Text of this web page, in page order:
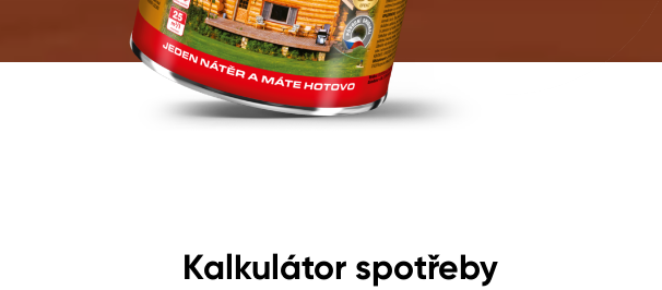
Spreje
Ředidla, tužidla, čističe, technické
kapaliny
Kalkulátor spotřeby